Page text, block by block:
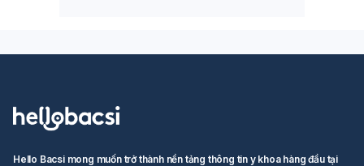
Hello Bacsi mong muốn trở thành nền tảng thông tin y khoa hàng đầu tại